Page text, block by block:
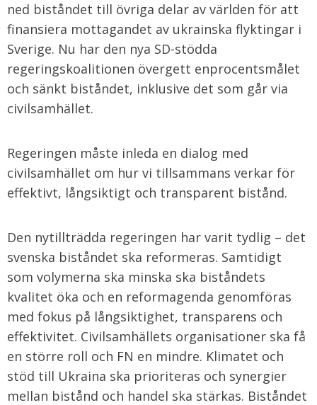
ned biståndet till övriga delar av världen för att
finansiera mottagandet av ukrainska flyktingar i
Sverige. Nu har den nya SD-stödda
regeringskoalitionen övergett enprocentsmålet
och sänkt biståndet, inklusive det som går via
civilsamhället.
Regeringen måste inleda en dialog med
civilsamhället om hur vi tillsammans verkar för
effektivt, långsiktigt och transparent bistånd.
Den nytillträdda regeringen har varit tydlig – det
svenska biståndet ska reformeras. Samtidigt
som volymerna ska minska ska biståndets
kvalitet öka och en reformagenda genomföras
med fokus på långsiktighet, transparens och
effektivitet. Civilsamhällets organisationer ska få
en större roll och FN en mindre. Klimatet och
stöd till Ukraina ska prioriteras och synergier
mellan bistånd och handel ska stärkas. Biståndet